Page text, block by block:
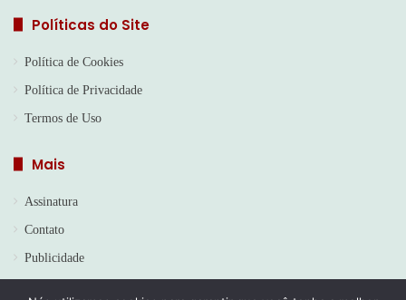
Políticas do Site
Política de Cookies
Política de Privacidade
Termos de Uso
Mais
Assinatura
Contato
Publicidade